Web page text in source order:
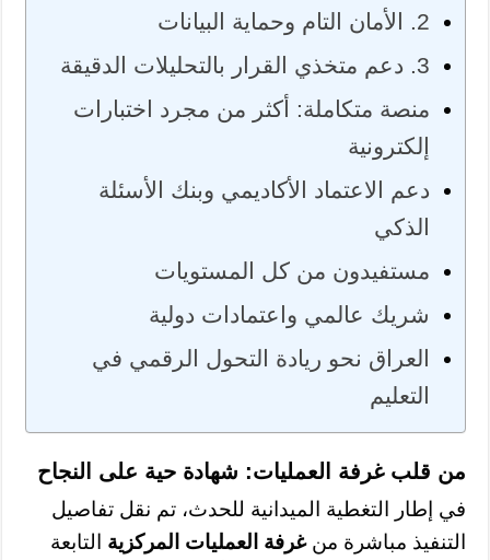
2. الأمان التام وحماية البيانات
3. دعم متخذي القرار بالتحليلات الدقيقة
منصة متكاملة: أكثر من مجرد اختبارات
إلكترونية
دعم الاعتماد الأكاديمي وبنك الأسئلة
الذكي
مستفيدون من كل المستويات
شريك عالمي واعتمادات دولية
العراق نحو ريادة التحول الرقمي في
التعليم
من قلب غرفة العمليات: شهادة حية على النجاح
في إطار التغطية الميدانية للحدث، تم نقل تفاصيل
التنفيذ مباشرة منغرفة العمليات المركزية التابعة